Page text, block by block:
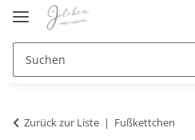
Zurück zur Liste Fußkettchen